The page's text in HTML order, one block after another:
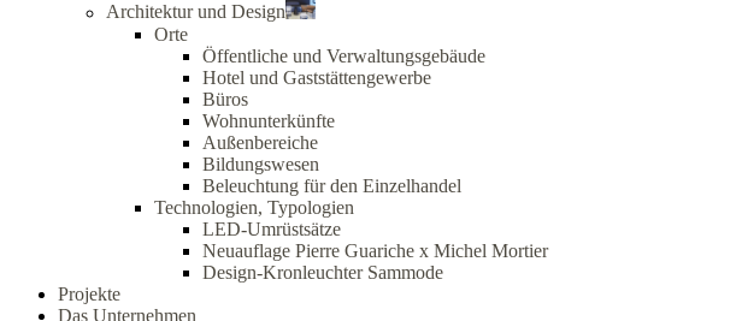
Architektur und Design
Orte
Öffentliche und Verwaltungsgebäude
Hotel und Gaststättengewerbe
Büros
Wohnunterkünfte
Außenbereiche
Bildungswesen
Beleuchtung für den Einzelhandel
Technologien, Typologien
LED-Umrüstsätze
Neuauflage Pierre Guariche x Michel Mortier
Design-Kronleuchter Sammode
Projekte
Das Unternehmen